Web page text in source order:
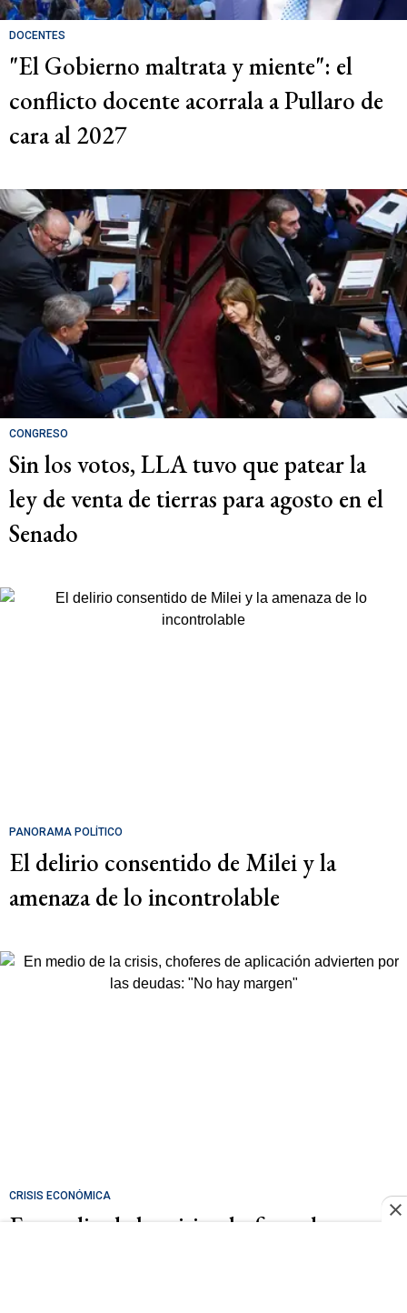
DOCENTES
"El Gobierno maltrata y miente": el
conflicto docente acorrala a Pullaro de
cara al 2027
CONGRESO
Sin los votos, LLA tuvo que patear la
ley de venta de tierras para agosto en el
Senado
PANORAMA POLÍTICO
El delirio consentido de Milei y la
amenaza de lo incontrolable
CRISIS ECONÓMICA
En medio de la crisis, choferes de